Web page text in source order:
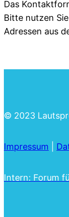
Das
Bitte nutzen
Adressen aus
© 2023
Impressum
Intern: Forum